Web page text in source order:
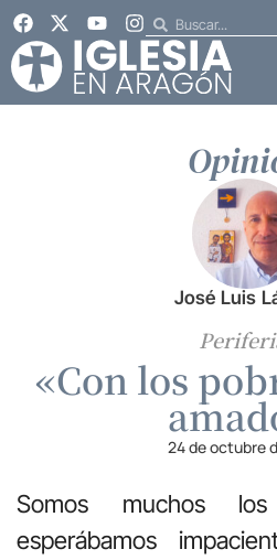
José Luis
«Con los
24 de octubre
Somos muchos
esperábamos